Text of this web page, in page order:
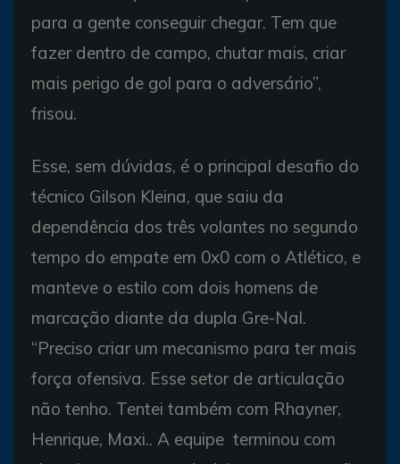
para a gente conseguir chegar. Tem que
fazer dentro de campo, chutar mais, criar
mais perigo de gol para o adversário”,
frisou.
Esse, sem dúvidas, é o principal desafio do
técnico Gilson Kleina, que saiu da
dependência dos três volantes no segundo
tempo do empate em 0x0 com o Atlético, e
manteve o estilo com dois homens de
marcação diante da dupla Gre-Nal.
“Preciso criar um mecanismo para ter mais
força ofensiva. Esse setor de articulação
não tenho. Tentei também com Rhayner,
Henrique, Maxi.. A equipe terminou com